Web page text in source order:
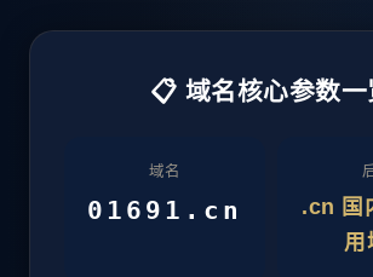
📋 域名核心参数一
域名
01691.cn
.cn 国
用